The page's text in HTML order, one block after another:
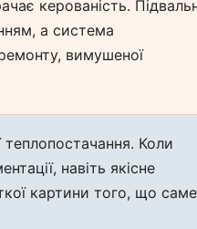
керованість.
а система
вимушеної
Коли
навіть якісне
картини того, що саме